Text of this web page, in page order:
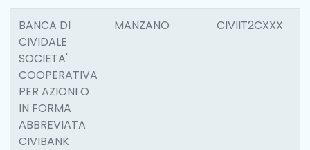
BANCA DI
CIVIDALE
SOCIETA'
COOPERATIVA
PER AZIONI O
IN FORMA
ABBREVIATA
CIVIBANK
MANZANO CIVIIT2CXXX